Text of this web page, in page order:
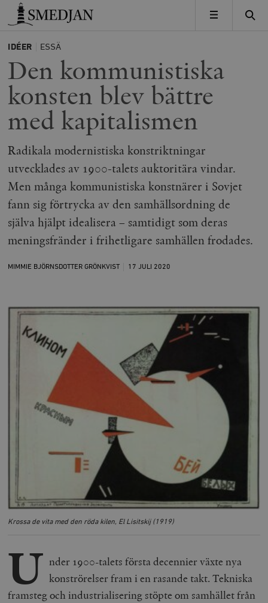
Timbro
MENY
IDÉER ESSÄ
Den kommunistiska
konsten blev bättre
med kapitalismen
Radikala modernistiska konstriktningar
utvecklades av 1900-talets auktoritära vindar.
Men många kommunistiska konstnärer i Sovjet
fann sig förtrycka av den samhällsordning de
själva hjälpt idealisera – samtidigt som deras
meningsfränder i frihetligare samhällen frodades.
MIMMIE BJÖRNSDOTTER GRÖNKVIST 17 JULI 2020
Krossa de vita med den röda kilen, El Lisitskij (1919)
U nder 1900-talets första decennier växte nya
konströrelser fram i en rasande takt. Tekniska
framsteg och industrialisering stöpte om samhället från